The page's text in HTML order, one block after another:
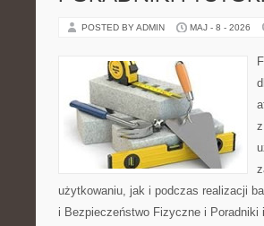
POSTED BY ADMIN MAJ - 8 - 2026
użytkowaniu, jak i podczas realizacji
i Bezpieczeństwo Fizyczne i Poradniki